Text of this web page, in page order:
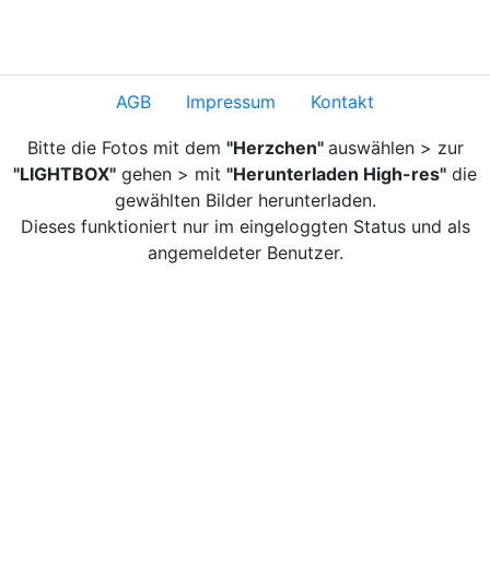
AGB Impressum Kontakt
Bitte die Fotos mit dem "Herzchen" auswählen > zur
"LIGHTBOX" gehen > mit "Herunterladen High-res" die
gewählten Bilder herunterladen.
Dieses funktioniert nur im eingeloggten Status und als
angemeldeter Benutzer.